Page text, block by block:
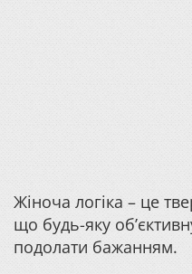
Жіноча логіка – це
що будь-яку
подолати бажанням.